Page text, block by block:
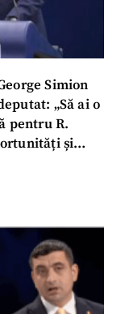
Simion
„Să ai o
pentru R.
și